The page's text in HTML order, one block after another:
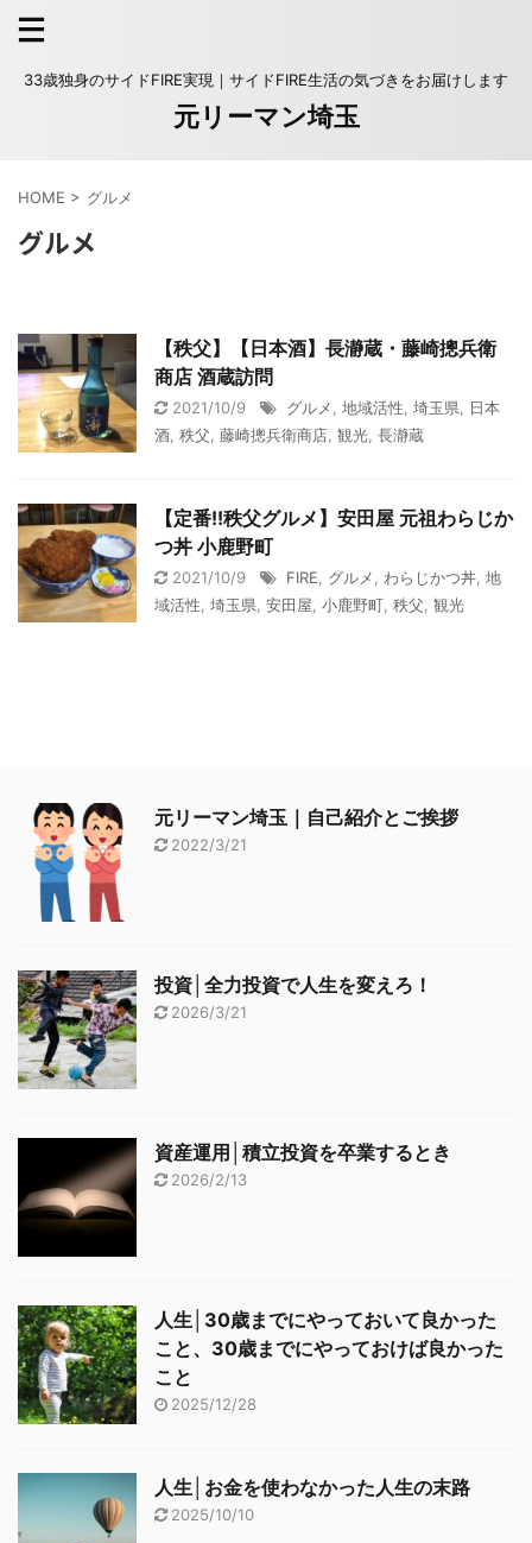
33歳独身のサイドFIRE実現｜サイドFIRE生活の気づきをお届けします
元リーマン埼玉
HOME > グルメ
グルメ
【秩父】【日本酒】長瀞蔵・藤崎摠兵衛
商店 酒蔵訪問
2021/10/9 グルメ 地域活性 埼玉県
日本
酒 秩父 藤崎摠兵衛商店 観光 長瀞蔵
【定番!!秩父グルメ】安田屋 元祖わらじか
つ丼 小鹿野町
2021/10/9 FIRE グルメ わらじかつ丼 地
域活性 埼玉県 安田屋 小鹿野町 秩父 観光
元リーマン埼玉｜自己紹介とご挨拶
2022/3/21
投資│全力投資で人生を変えろ！
2026/3/21
資産運用│積立投資を卒業するとき
2026/2/13
人生│30歳までにやっておいて良かった
こと、30歳までにやっておけば良かった
こと
2025/12/28
人生│お金を使わなかった人生の末路
2025/10/10